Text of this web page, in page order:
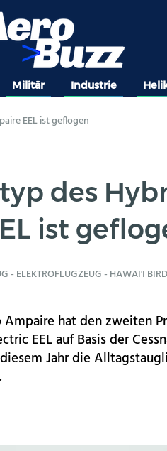
Militär Industrie
EEL ist geflogen
des
ist
- ELEKTROFLUGZEUG- HAWAI'I BIRD
hat den zweiten
EEL auf Basis der
Jahr die